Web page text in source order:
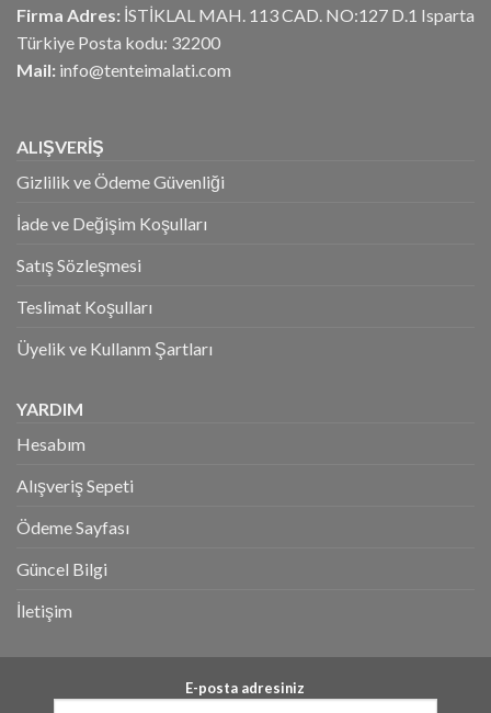
Firma Adres: İSTİKLAL MAH. 113 CAD. NO:127 D.1 Isparta
Türkiye Posta kodu: 32200
Mail: info@tenteimalati.com
ALIŞVERİŞ
Gizlilik ve Ödeme Güvenliği
İade ve Değişim Koşulları
Satış Sözleşmesi
Teslimat Koşulları
Üyelik ve Kullanm Şartları
YARDIM
Hesabım
Alışveriş Sepeti
Ödeme Sayfası
Güncel Bilgi
İletişim
E-posta adresiniz